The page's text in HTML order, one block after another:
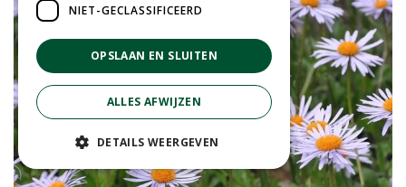
NIET-GECLASSIFICEERD
OPSLAAN EN SLUITEN
ALLES AFWIJZEN
DETAILS WEERGEVEN